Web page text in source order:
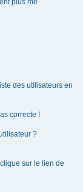
plus me
des utilisateurs en
correcte !
?
sur le lien de